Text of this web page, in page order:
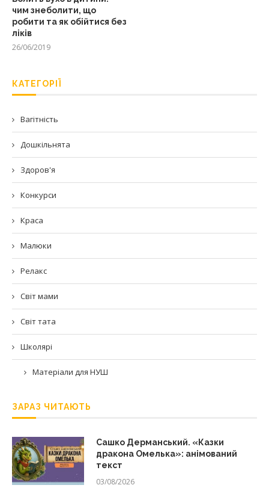
чим знеболити, що
робити та як обійтися без
ліків
26/06/2019
КАТЕГОРІЇ
Вагітність
Дошкільнята
Здоров'я
Конкурси
Краса
Малюки
Релакс
Світ мами
Світ тата
Школярі
Матеріали для НУШ
ЗАРАЗ ЧИТАЮТЬ
Сашко Дерманський. «Казки
дракона Омелька»: анімований
текст
03/08/2026